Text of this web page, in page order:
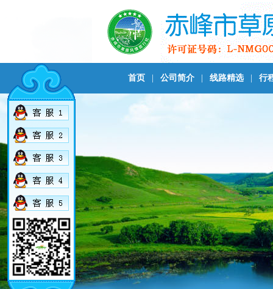
首页 公司简介 线路精选 行